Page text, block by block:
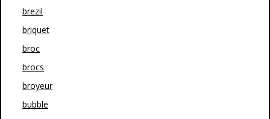
brezil
briquet
broc
brocs
broyeur
bubble